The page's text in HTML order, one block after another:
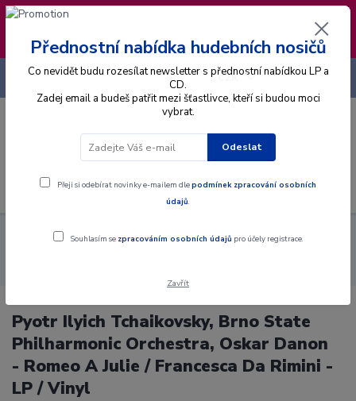
❣️ Od 4.8. do 13.8. čerpám dovolenou. Datum
expedice objednávek se posouvá na pátek
14.8.2026 🐋
Menu
CZK
+420 725 736 293
Alba Gramodesky
Pyotr Ilyich Tchaikovsky, Brno State
Pyotr Ilyich Tchaikovsky, Brno State
Philharmonic Orchestra, Oskar Danon
- Romeo A Julie / Francesca Da Rimini -
LP / Vinyl
Přednostní nabídka hudebních nosičů
Co nevidět budu rozesílat newsletter s přednostní nabídkou LP a
CD.
Zadej email a budeš patřit mezi šťastlivce, kteří si budou moci
vybrat.
Odeslat
Přeji si odebírat novinky e-mailem dlepodmínek zpracování osobních
údajů.
Souhlasím se zpracováním osobních údajů pro účely registrace.
Zavřít